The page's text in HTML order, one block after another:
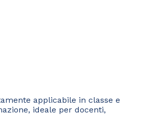
applicabile in classe e
ideale per docenti,